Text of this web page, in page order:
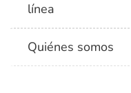
línea
Quiénes somos